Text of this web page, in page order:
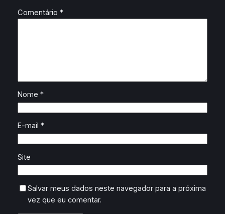
Comentário *
Nome *
E-mail *
Site
Salvar meus dados neste navegador para a próxima
vez que eu comentar.